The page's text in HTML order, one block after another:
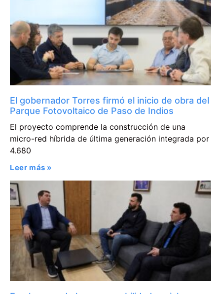
El gobernador Torres firmó el inicio de obra del
Parque Fotovoltaico de Paso de Indios
El proyecto comprende la construcción de una
micro-red híbrida de última generación integrada por
4.680
Leer más »